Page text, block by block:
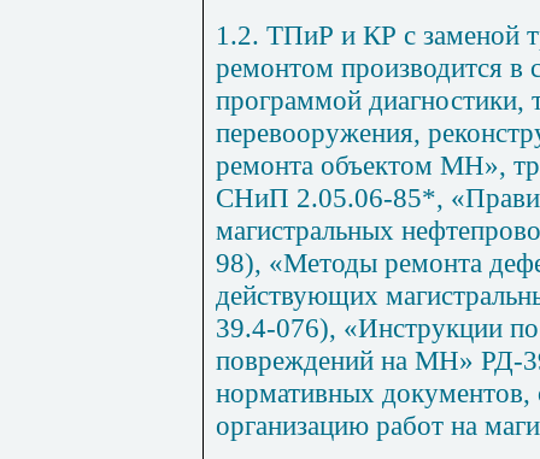
1.2. ТПиР и КР с заменой
ремонтом производится в
программой диагностики,
перевооружения,
ремонта объектом МН»,
СНиП 2.05.06-85*,
магистральных
98), «Методы ремонта
действующих
39.4-076), «Инструкции
повреждений на МН» РД-
нормативных
организацию работ на